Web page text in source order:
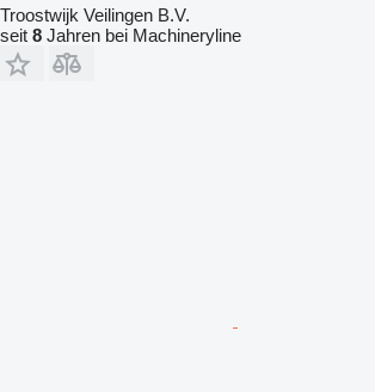
Troostwijk Veilingen B.V.
seit 8 Jahren bei Machineryline